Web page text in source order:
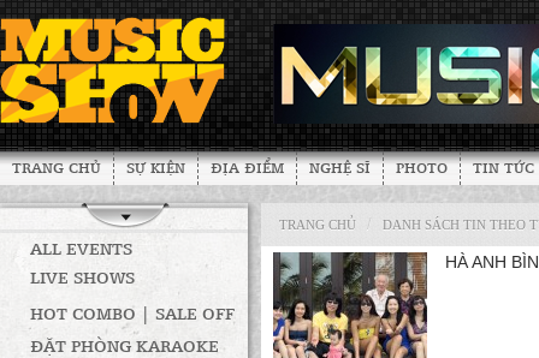
TRANG CHỦ SỰ KIỆN ĐỊA ĐIỂM NGHỆ SĨ PHOTO TIN TỨC
ALL EVENTS
LIVE SHOWS
HOT COMBO | SALE OFF
ĐẶT PHÒNG KARAOKE
TRANG CHỦ / DANH SÁCH TIN THEO
HÀ ANH